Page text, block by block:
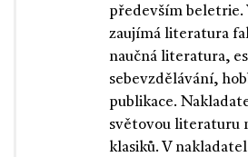
především beletrie.
zaujímá literatura
naučná literatura,
sebevzdělávání,
publikace.
světovou literaturu
klasiků. V